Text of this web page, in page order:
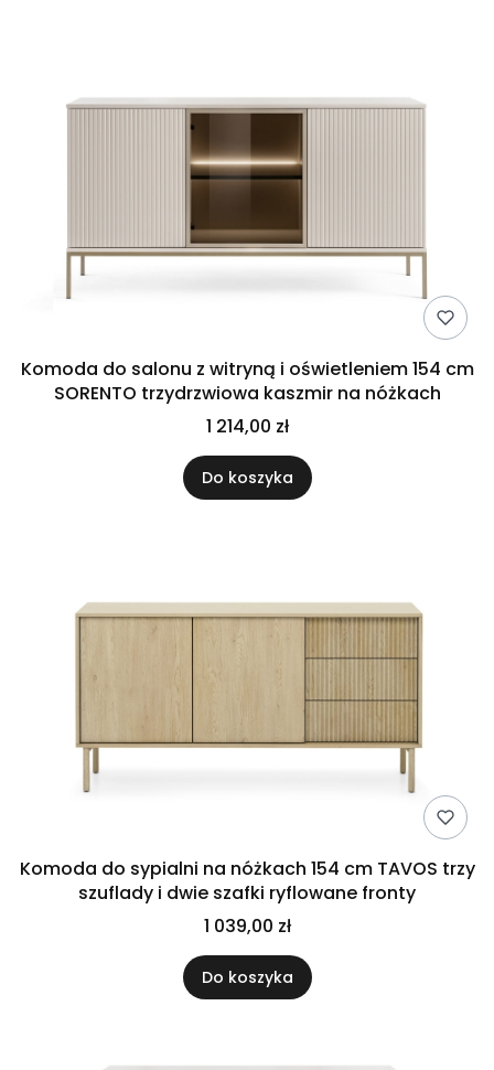
Komoda do salonu z witryną i oświetleniem 154 cm
SORENTO trzydrzwiowa kaszmir na nóżkach
1 214,00 zł
Do koszyka
Komoda do sypialni na nóżkach 154 cm TAVOS trzy
szuflady i dwie szafki ryflowane fronty
1 039,00 zł
Do koszyka